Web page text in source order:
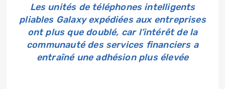
Les unités de téléphones intelligents
pliables Galaxy expédiées aux entreprises
ont plus que doublé, car l’intérêt de la
communauté des services financiers a
entraîné une adhésion plus élevée